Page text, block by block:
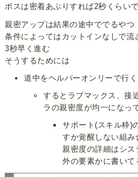
ボスは密着あぶりすれば2秒くらい
親密アップは結果の途中ででるやつ
条件によってはカットインなしで流
3秒早く進む
そうするためには
道中をヘルパーオンリーで行く
するとラブマックス、接
ラの親密度が均一になっ
サポート(スキル枠)
すか覚醒しない組み
親密度の詳細はシス
外の要素かに書いて